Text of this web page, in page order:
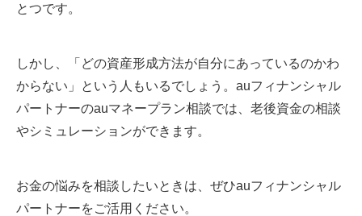
とつです。
しかし、「どの資産形成方法が自分にあっているのかわ
からない」という人もいるでしょう。auフィナンシャル
パートナーのauマネープラン相談では、老後資金の相談
やシミュレーションができます。
お金の悩みを相談したいときは、ぜひauフィナンシャル
パートナーをご活用ください。